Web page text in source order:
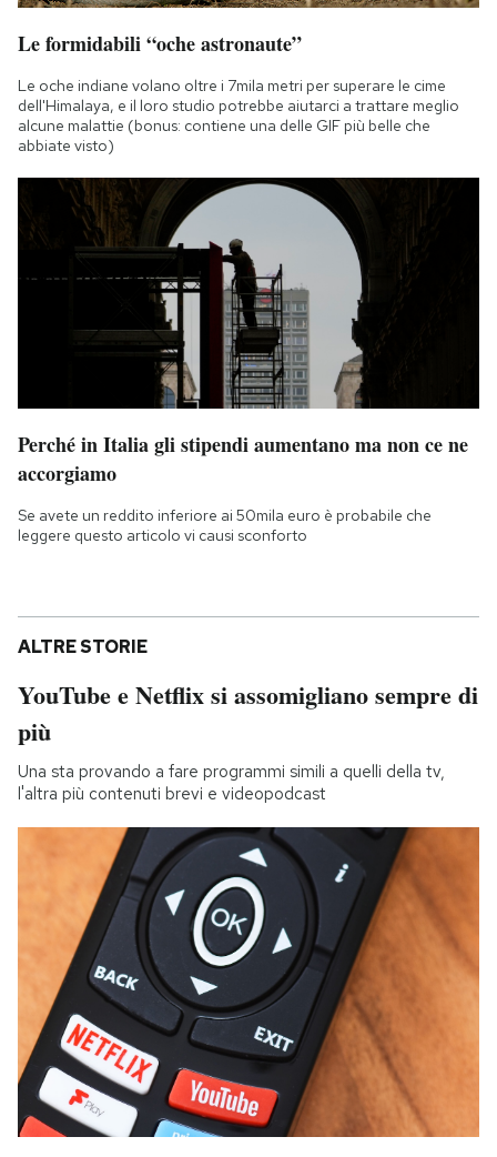
Le formidabili “oche astronaute”
Le oche indiane volano oltre i 7mila metri per superare le cime
dell'Himalaya, e il loro studio potrebbe aiutarci a trattare meglio
alcune malattie (bonus: contiene una delle GIF più belle che
abbiate visto)
Perché in Italia gli stipendi aumentano ma non ce ne
accorgiamo
Se avete un reddito inferiore ai 50mila euro è probabile che
leggere questo articolo vi causi sconforto
ALTRE STORIE
YouTube e Netflix si assomigliano sempre di
più
Una sta provando a fare programmi simili a quelli della tv,
l'altra più contenuti brevi e videopodcast